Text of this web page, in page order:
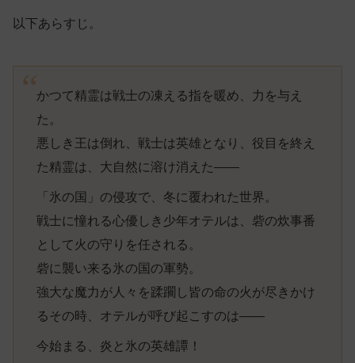
以下あらすじ。
かつて精霊は戦士の凍える指を暖め、力を与え
た。
悪しき王は倒れ、戦士は英雄となり、役目を終え
た精霊は、大自然に溶け消えた――
「氷の国」の侵攻で、冬に覆われた世界。
戦士に憧れる心優しき少年オテルは、砦の炊事番
として火の守りを任される。
砦に襲い来る氷の国の軍勢。
強大な魔力が人々を蹂躙し皆の命の火が尽きかけ
るその時、オテルが呼び起こすのは――
今始まる、炎と氷の英雄譚！